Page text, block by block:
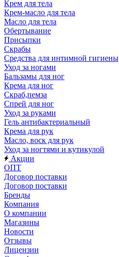
Крем для тела
Крем-масло для тела
Масло для тела
Обертывание
Присыпки
Скрабы
Средства для интимной гигиены
Уход за ногами
Бальзамы для ног
Крема для ног
Скраб,пемза
Спрей для ног
Уход за руками
Гель антибактериальный
Крема для рук
Масло, воск для рук
Уход за ногтями и кутикулой
Акции
ОПТ
Договор поставки
Договор поставки
Бренды
Компания
О компании
Магазины
Новости
Отзывы
Лицензии